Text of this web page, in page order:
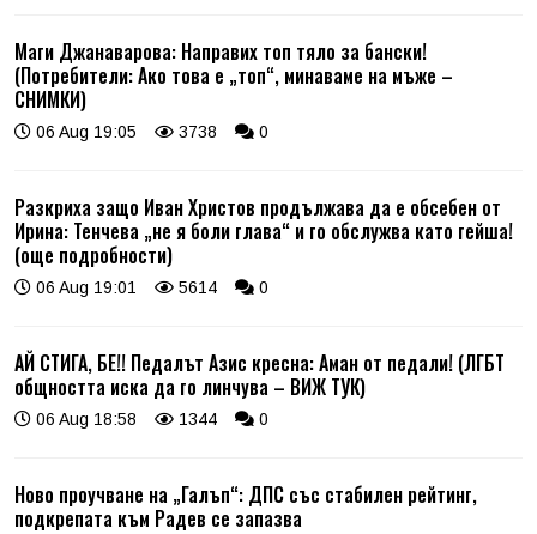
Маги Джанаварова: Направих топ тяло за бански!
(Потребители: Ако това е „топ“, минаваме на мъже –
СНИМКИ)
06 Aug 19:05 3738 0
Разкриха защо Иван Христов продължава да е обсебен от
Ирина: Тенчева „не я боли глава“ и го обслужва като гейша!
(още подробности)
06 Aug 19:01 5614 0
АЙ СТИГА, БЕ!! Педалът Азис кресна: Аман от педали! (ЛГБТ
общността иска да го линчува – ВИЖ ТУК)
06 Aug 18:58 1344 0
Ново проучване на „Галъп“: ДПС със стабилен рейтинг,
подкрепата към Радев се запазва